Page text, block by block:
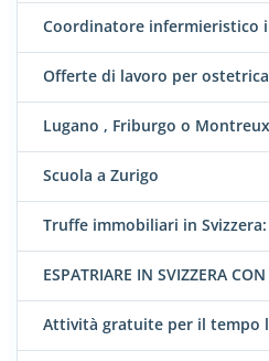
Coordinatore infermieristico
Offerte di lavoro per ostetrica
Lugano , Friburgo o
Scuola a Zurigo
Truffe immobiliari in
ESPATRIARE IN SVIZZERA
Attività gratuite per il tempo